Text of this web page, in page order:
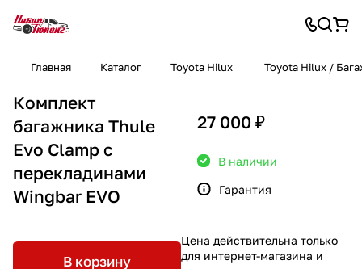
Главная Каталог Toyota Hilux Toyota Hilux /
Комплект
багажника Thule
Evo Clamp с
перекладинами
Wingbar EVO
В корзину
27 000 ₽
В наличии
Гарантия
Цена действительна только
для интернет-магазина и